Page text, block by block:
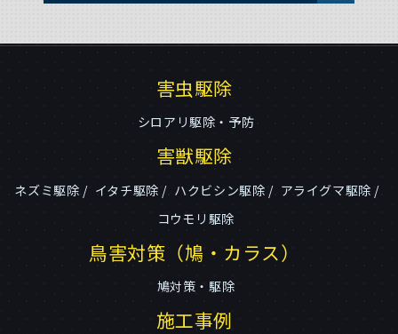
害虫駆除
シロアリ駆除・予防
害獣駆除
ネズミ駆除 イタチ駆除 ハクビシン駆除
アライグマ駆除
コウモリ駆除
鳥害対策（鳩・カラス）
鳩対策・駆除
施工事例